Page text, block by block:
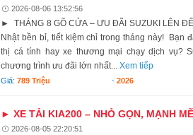
2026-08-06 13:52:56
► THÁNG 8 GÕ CỬA – ƯU ĐÃI SUZUKI LÊN
Nhật bền bỉ, tiết kiệm chỉ trong tháng này! Bạn
thị cá tính hay xe thương mại chạy dịch vụ?
chương trình ưu đãi lớn nhất...Xem tiếp
Giá:789 Triệu - 2026
► XE TẢI KIA200 – NHỎ GỌN, MẠNH
2026-08-05 22:20:51